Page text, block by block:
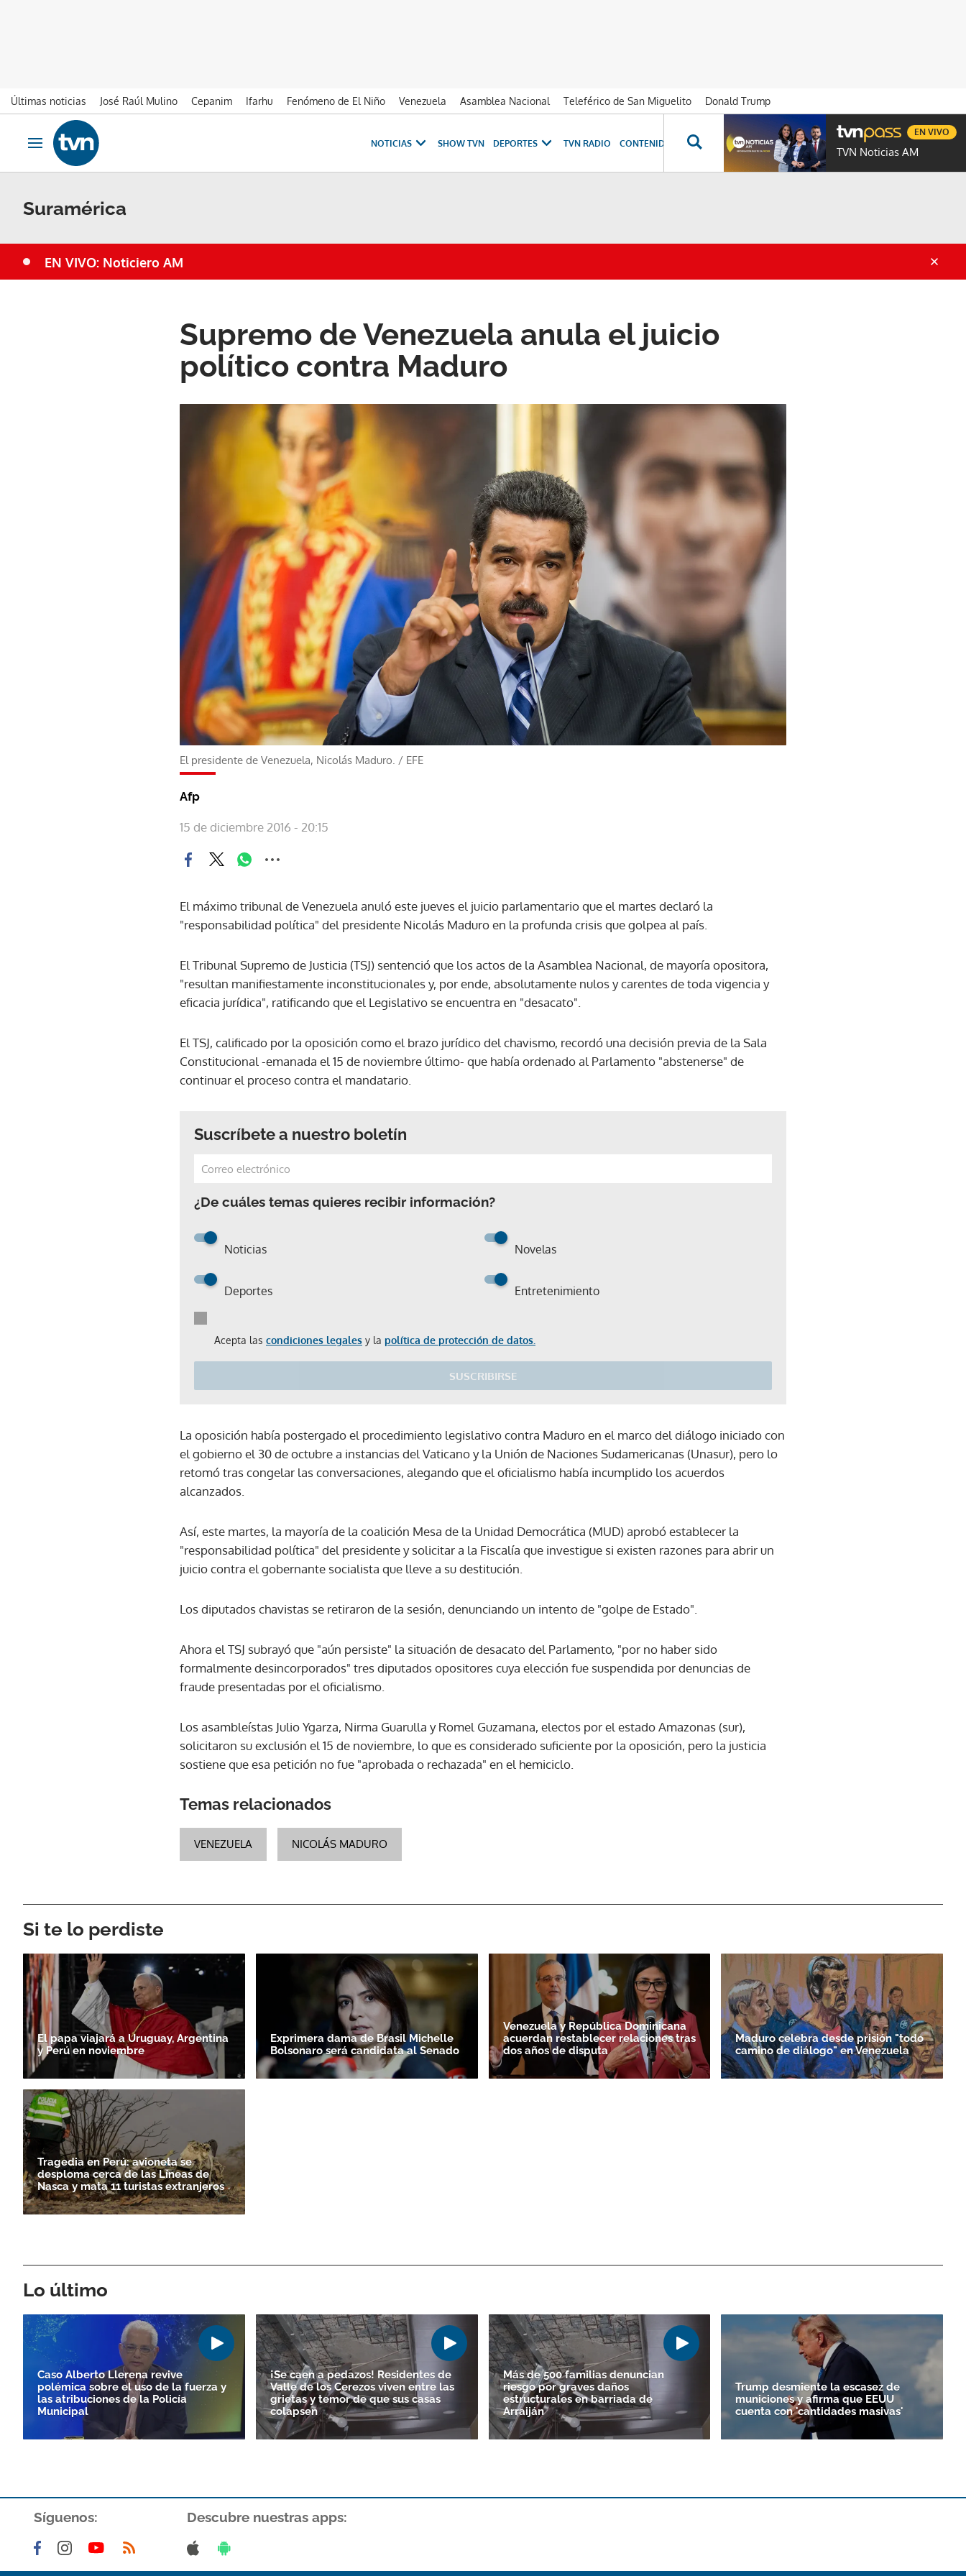
Últimas noticias José Raúl Mulino Cepanim Ifarhu Fenómeno de El Niño Venezuela Asamblea Nacional Teleférico de San Miguelito
Donald Trump
Ir al contenido
Obrir navegació
NOTICIAS SHOW TVN DEPORTES TVN RADIO CONTENIDOS ESPECIALES NOVELAS PROGRAMAS GENTE TVN
TVN Noticias AM
EN VIVO
Suramérica
EN VIVO: Noticiero AM
Supremo de Venezuela anula el juicio
político contra Maduro
El presidente de Venezuela, Nicolás Maduro. / EFE
Afp
15 de diciembre 2016 - 20:15
El máximo tribunal de Venezuela anuló este jueves el juicio parlamentario que el martes declaró la
"responsabilidad política" del presidente Nicolás Maduro en la profunda crisis que golpea al país.
El Tribunal Supremo de Justicia (TSJ) sentenció que los actos de la Asamblea Nacional, de mayoría opositora,
"resultan manifiestamente inconstitucionales y, por ende, absolutamente nulos y carentes de toda vigencia y
eficacia jurídica", ratificando que el Legislativo se encuentra en "desacato".
El TSJ, calificado por la oposición como el brazo jurídico del chavismo, recordó una decisión previa de la Sala
Constitucional -emanada el 15 de noviembre último- que había ordenado al Parlamento "abstenerse" de
continuar el proceso contra el mandatario.
Suscríbete a nuestro boletín
¿De cuáles temas quieres recibir información?
Noticias Novelas
Deportes Entretenimiento
Acepta las condiciones legales y la política de protección de datos.
SUSCRIBIRSE
Gracias por suscribirte a nuestro boletín.
ACEPTAR
La oposición había postergado el procedimiento legislativo contra Maduro en el marco del diálogo iniciado con
el gobierno el 30 de octubre a instancias del Vaticano y la Unión de Naciones Sudamericanas (Unasur), pero lo
retomó tras congelar las conversaciones, alegando que el oficialismo había incumplido los acuerdos
alcanzados.
Así, este martes, la mayoría de la coalición Mesa de la Unidad Democrática (MUD) aprobó establecer la
"responsabilidad política" del presidente y solicitar a la Fiscalía que investigue si existen razones para abrir un
juicio contra el gobernante socialista que lleve a su destitución.
Los diputados chavistas se retiraron de la sesión, denunciando un intento de "golpe de Estado".
Ahora el TSJ subrayó que "aún persiste" la situación de desacato del Parlamento, "por no haber sido
formalmente desincorporados" tres diputados opositores cuya elección fue suspendida por denuncias de
fraude presentadas por el oficialismo.
Los asambleístas Julio Ygarza, Nirma Guarulla y Romel Guzamana, electos por el estado Amazonas (sur),
solicitaron su exclusión el 15 de noviembre, lo que es considerado suficiente por la oposición, pero la justicia
sostiene que esa petición no fue "aprobada o rechazada" en el hemiciclo.
Temas relacionados
VENEZUELA NICOLÁS MADURO
Si te lo perdiste
El papa viajará a Uruguay, Argentina
y Perú en noviembre
Exprimera dama de Brasil Michelle
Bolsonaro será candidata al Senado
Venezuela y República Dominicana
acuerdan restablecer relaciones tras
dos años de disputa
Maduro celebra desde prisión "todo
camino de diálogo" en Venezuela
Tragedia en Perú: avioneta se
desploma cerca de las Líneas de
Nasca y mata 11 turistas extranjeros
Lo último
Caso Alberto Llerena revive
polémica sobre el uso de la fuerza y
las atribuciones de la Policía
Municipal
¡Se caen a pedazos! Residentes de
Valle de los Cerezos viven entre las
grietas y temor de que sus casas
colapsen
Más de 500 familias denuncian
riesgo por graves daños
estructurales en barriada de
Arraiján
Trump desmiente la escasez de
municiones y afirma que EEUU
cuenta con 'cantidades masivas'
Síguenos: Descubre nuestras apps: